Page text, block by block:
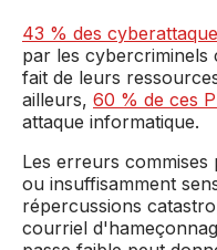
43 % des
par les cybercriminels
fait de leurs
ailleurs, 60 % de ces
attaque informatique.
Les erreurs
ou insuffisamment
répercussions
courriel